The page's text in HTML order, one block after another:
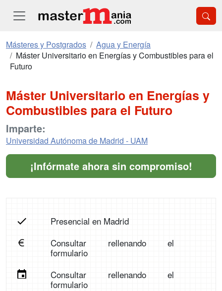
Másteres y Postgrados
Agua y Energía
Máster Universitario en Energías y Combustibles para el
Futuro
Máster Universitario en Energías y
Combustibles para el Futuro
Imparte:
Universidad Autónoma de Madrid - UAM
¡Infórmate ahora sin compromiso!
Presencial en Madrid
Consultar rellenando el
formulario
Consultar rellenando el
formulario